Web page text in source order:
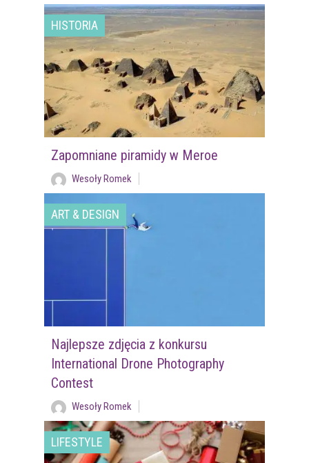
HISTORIA
Zapomniane piramidy w Meroe
Wesoły Romek
ART & DESIGN
Najlepsze zdjęcia z konkursu
International Drone Photography
Contest
Wesoły Romek
LIFESTYLE